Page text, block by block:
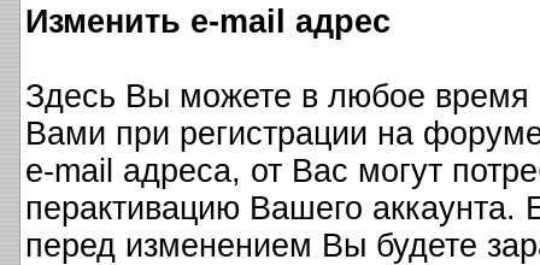
Изменить e-mail адрес
Здесь Вы можете в любое время
Вами при регистрации на
e-mail адреса, от Вас могут
перактивацию Вашего аккаунта.
перед изменением Вы будете